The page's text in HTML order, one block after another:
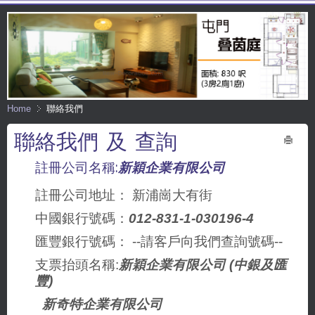
Home 聯絡我們
聯絡我們 及 查詢
註冊公司名稱:新穎企業有限公司
註冊公司地址： 新浦崗大有街
中國銀行號碼： 012-831-1-030196-4
匯豐銀行號碼： --請客戶向我們查詢號碼--
支票抬頭名稱:新穎企業有限公司 (中銀及匯
豐)
新奇特企業有限公司